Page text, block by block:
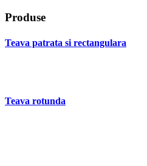
Produse
Teava patrata si rectangulara
Teava rotunda